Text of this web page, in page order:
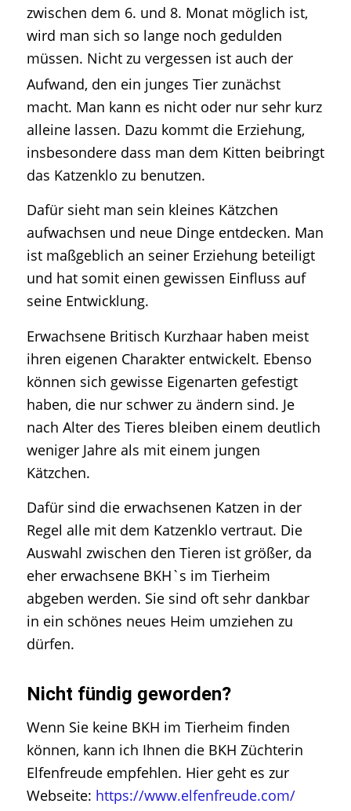
zwischen dem 6. und 8. Monat möglich ist,
wird man sich so lange noch gedulden
müssen. Nicht zu vergessen ist auch der
Aufwand, den ein junges Tier zunächst
macht. Man kann es nicht oder nur sehr kurz
alleine lassen. Dazu kommt die Erziehung,
insbesondere dass man dem Kitten beibringt
das Katzenklo zu benutzen.
Dafür sieht man sein kleines Kätzchen
aufwachsen und neue Dinge entdecken. Man
ist maßgeblich an seiner Erziehung beteiligt
und hat somit einen gewissen Einfluss auf
seine Entwicklung.
Erwachsene Britisch Kurzhaar haben meist
ihren eigenen Charakter entwickelt. Ebenso
können sich gewisse Eigenarten gefestigt
haben, die nur schwer zu ändern sind. Je
nach Alter des Tieres bleiben einem deutlich
weniger Jahre als mit einem jungen
Kätzchen.
Dafür sind die erwachsenen Katzen in der
Regel alle mit dem Katzenklo vertraut. Die
Auswahl zwischen den Tieren ist größer, da
eher erwachsene BKH`s im Tierheim
abgeben werden. Sie sind oft sehr dankbar
in ein schönes neues Heim umziehen zu
dürfen.
Nicht fündig geworden?
Wenn Sie keine BKH im Tierheim finden
können, kann ich Ihnen die BKH Züchterin
Elfenfreude empfehlen. Hier geht es zur
Webseite: https://www.elfenfreude.com/